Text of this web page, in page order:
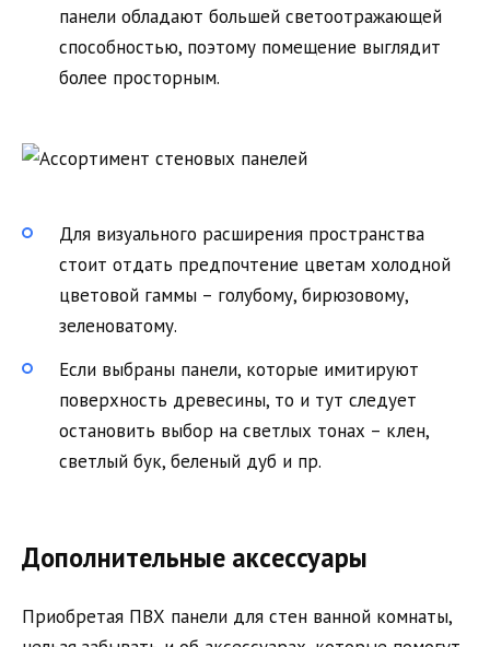
панели обладают большей светоотражающей
способностью, поэтому помещение выглядит
более просторным.
Для визуального расширения пространства
стоит отдать предпочтение цветам холодной
цветовой гаммы – голубому, бирюзовому,
зеленоватому.
Если выбраны панели, которые имитируют
поверхность древесины, то и тут следует
остановить выбор на светлых тонах – клен,
светлый бук, беленый дуб и пр.
Дополнительные аксессуары
Приобретая ПВХ панели для стен ванной комнаты,